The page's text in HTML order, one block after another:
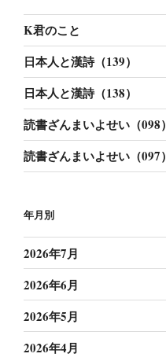
K君のこと
日本人と漢詩（139）
日本人と漢詩（138）
読書ざんまいよせい（098）
読書ざんまいよせい（097）
年月別
2026年7月
2026年6月
2026年5月
2026年4月